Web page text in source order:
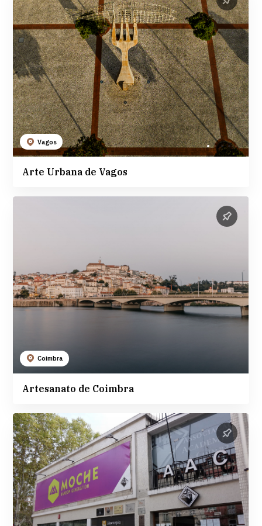
Vagos
Arte Urbana de Vagos
Coimbra
Artesanato de Coimbra